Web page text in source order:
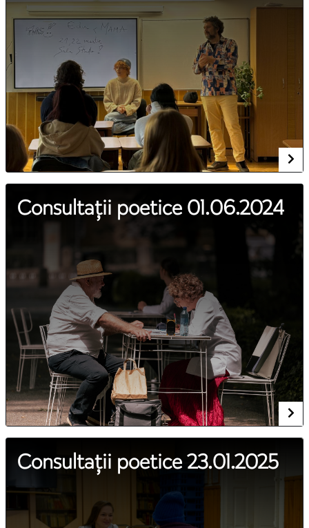
Consultații poetice 01.06.2024
Consultații poetice 23.01.2025